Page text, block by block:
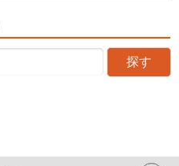
探す